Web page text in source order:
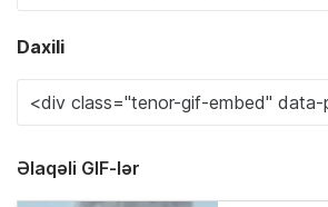
Daxili
Əlaqəli GIF-lər